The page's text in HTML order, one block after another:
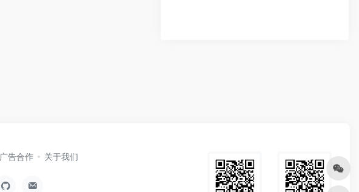
广告合作 关于我们